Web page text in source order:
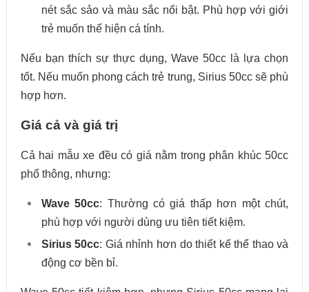
nét sắc sảo và màu sắc nổi bật. Phù hợp với giới
trẻ muốn thể hiện cá tính.
Nếu bạn thích sự thực dụng, Wave 50cc là lựa chọn
tốt. Nếu muốn phong cách trẻ trung, Sirius 50cc sẽ phù
hợp hơn.
Giá cả và giá trị
Cả hai mẫu xe đều có giá nằm trong phân khúc 50cc
phổ thông, nhưng:
Wave 50cc: Thường có giá thấp hơn một chút,
phù hợp với người dùng ưu tiên tiết kiệm.
Sirius 50cc: Giá nhỉnh hơn do thiết kế thể thao và
động cơ bền bỉ.